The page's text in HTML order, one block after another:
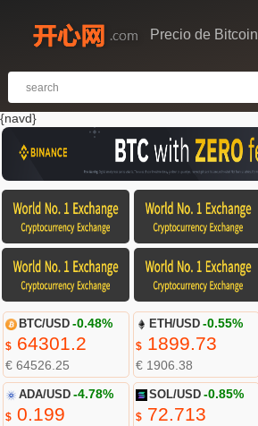
Precio de Bitcoin
{navd}
BTC/USD -0.48%
$64301.2
€ 64526.25
ETH/USD -0.55%
$ 1899.73
€ 1906.38
ADA/USD -4.78%
$0.199
SOL/USD -0.85%
$ 72.713